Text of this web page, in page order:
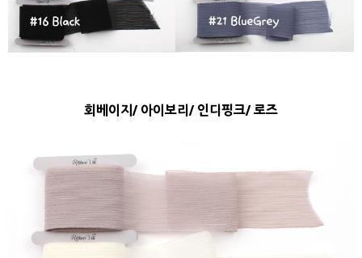
회베이지/ 아이보리/ 인디핑크/ 로즈